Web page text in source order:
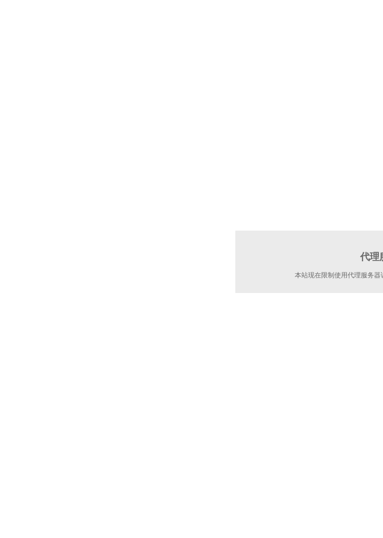
代理
本站现在限制使用代理服务器